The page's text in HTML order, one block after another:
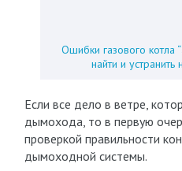
Ошибки газового котла
найти и устранить
Если все дело в ветре,
дымохода, то в первую
проверкой правильности
дымоходной системы.